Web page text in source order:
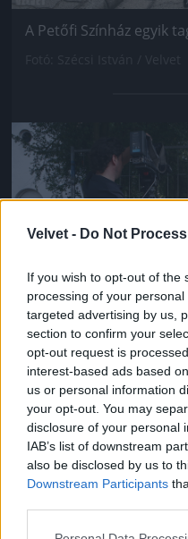
Velvet - Do Not
If you wish to opt-out of the
processing of your
targeted advertising by us,
section to confirm your
opt-out request is
interest-based ads based
us or personal information
your opt-out. You may
disclosure of your personal
IAB’s list of downstream
also be disclosed by us to
Downstream Participants
Please note that this
A Petőfi Színház egyik
Jön
A sajtót is kizárták
Fotó: Szécsi István / Velvet
Jön